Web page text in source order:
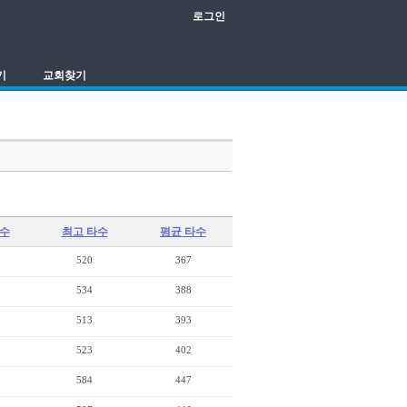
로그인
교회찾기
최고 타수 평균 타수
520 367
534 388
513 393
523 402
584 447